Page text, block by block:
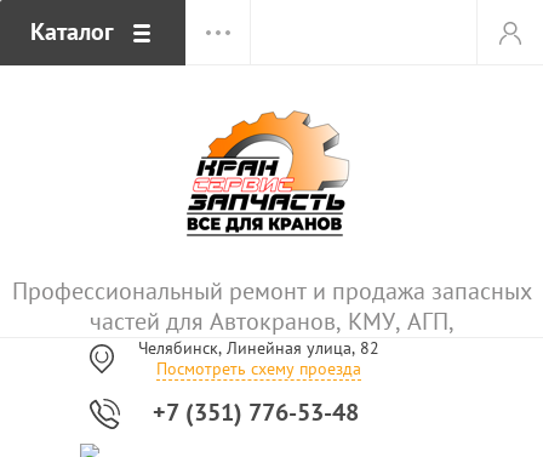
Каталог
Профессиональный ремонт и продажа запасных
частей для Автокранов, КМУ, АГП,
Челябинск, Линейная улица, 82
Посмотреть схему проезда
+7 (351) 776-53-48